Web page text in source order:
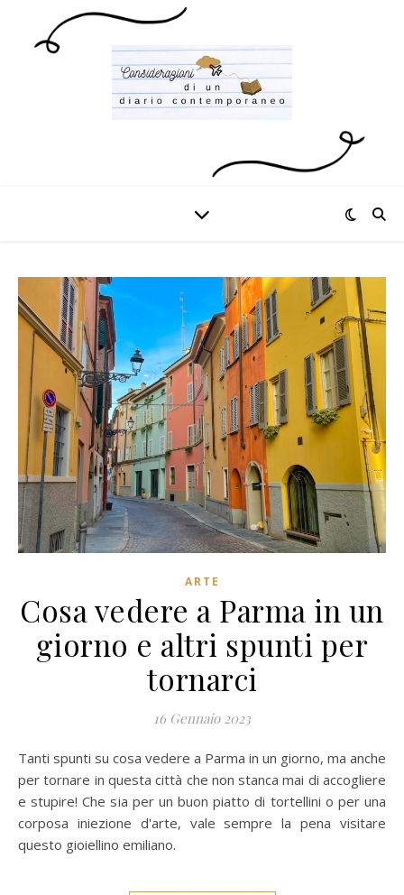
ARTE
Cosa vedere a Parma in un
giorno e altri spunti per
tornarci
16 Gennaio 2023
Tanti spunti su cosa vedere a Parma in un giorno, ma anche
per tornare in questa città che non stanca mai di accogliere
e stupire! Che sia per un buon piatto di tortellini o per una
corposa iniezione d'arte, vale sempre la pena visitare
questo gioiellino emiliano.